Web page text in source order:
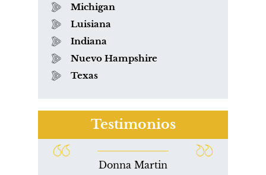
Michigan
Luisiana
Indiana
Nuevo Hampshire
Texas
Testimonios
Donna Martin